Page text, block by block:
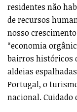
residentes não
de recursos
nosso
“economia
bairros históricos
aldeias
Portugal, o
nacional. Cuidado